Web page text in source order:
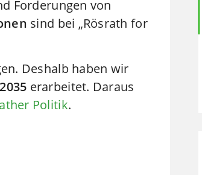
Forderungen von
sind bei „Rösrath for
Deshalb haben wir
erarbeitet. Daraus
Politik.